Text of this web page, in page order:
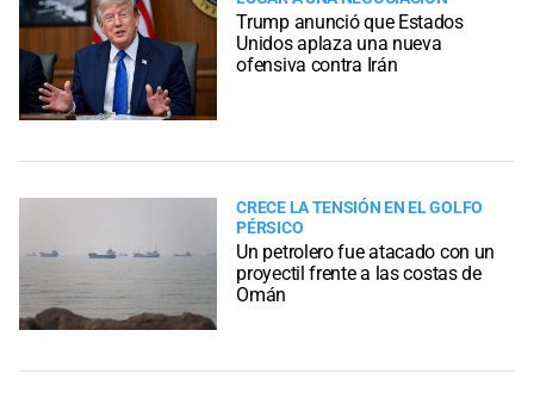
Trump anunció que Estados
Unidos aplaza una nueva
ofensiva contra Irán
CRECE LA TENSIÓN EN EL GOLFO
PÉRSICO
Un petrolero fue atacado con un
proyectil frente a las costas de
Omán